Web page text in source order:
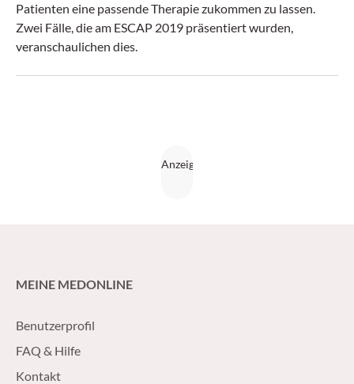
Patienten eine passende Therapie zukommen zu lassen.
Zwei Fälle, die am ESCAP 2019 präsentiert wurden,
veranschaulichen dies.
MEINE MEDONLINE
Benutzerprofil
FAQ & Hilfe
Kontakt